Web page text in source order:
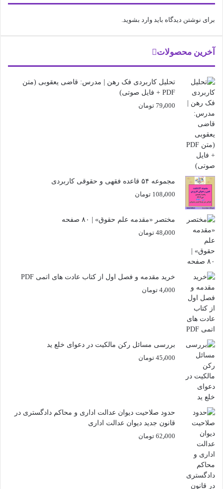
برای نوشتن دیدگاه باید وارد بشوید
آخرین محصولات
تحلیل کاربردی فک رهن | مدرس: قاضی یعقوبی (متن
PDF + فایل صوتی)
79٫000 تومان
مجموعه ۵۴ قاعده فقهی و حقوقی کاربردی
108٫000 تومان
مختصر «مقدمه علم حقوق» | ۸۰ صفحه
48٫000 تومان
خرید مقدمه و فصل اول از کتاب عادت های اتمی PDF
4٫000 تومان
بررسی مسائل رکن مالکیت در دعوای خلع ید
45٫000 تومان
حدود صلاحیت دیوان عدالت اداری و محاکم دادگستری در
قانون جدید دیوان عدالت اداری
62٫000 تومان